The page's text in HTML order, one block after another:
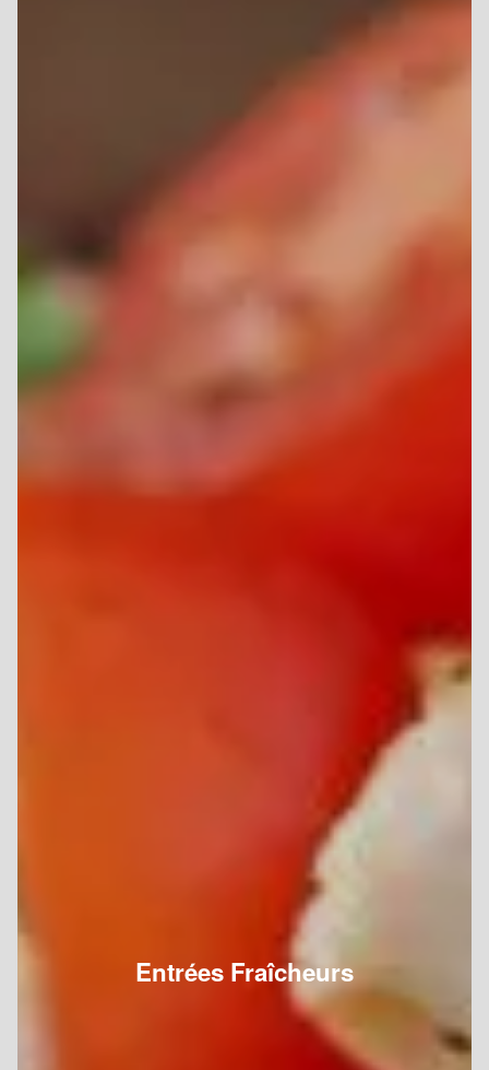
Entrées Fraîcheurs